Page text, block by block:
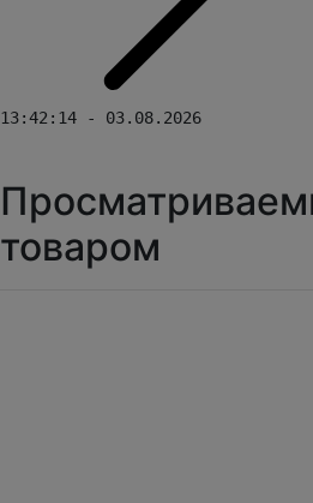
13:42:14 - 03.08.2026
товаром